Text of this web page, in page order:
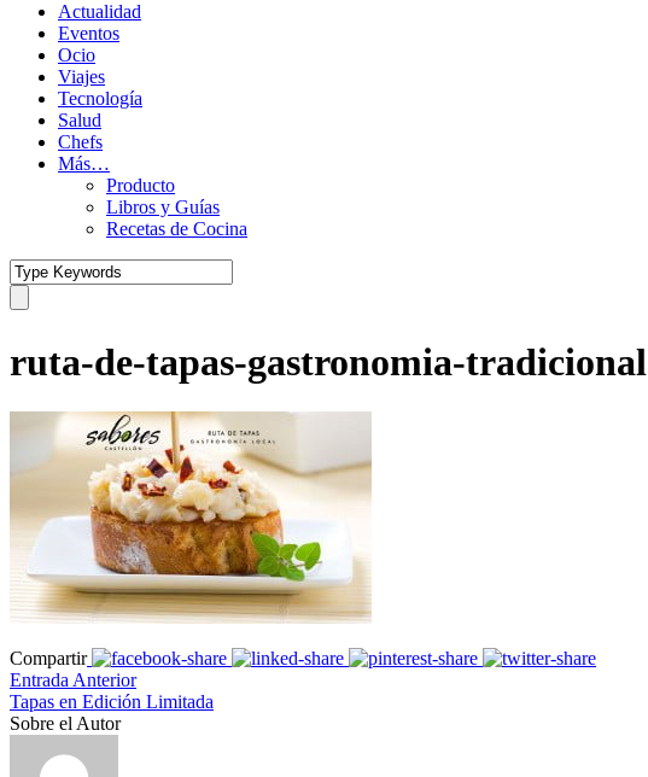
Actualidad
Eventos
Ocio
Viajes
Tecnología
Salud
Chefs
Más…
Producto
Libros y Guías
Recetas de Cocina
ruta-de-tapas-gastronomia-tradicional
Compartir
Entrada Anterior
Tapas en Edición Limitada
Sobre el Autor